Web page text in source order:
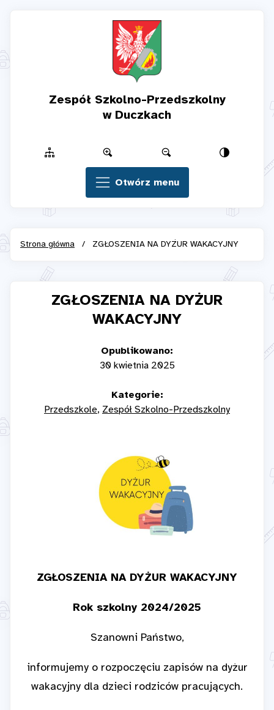
Zespół Szkolno-Przedszkolny
w Duczkach
Otwórz menu
Strona główna / ZGŁOSZENIA NA DYŻUR WAKACYJNY
ZGŁOSZENIA NA DYŻUR
WAKACYJNY
Opublikowano:
30 kwietnia 2025
Kategorie:
Przedszkole Zespół Szkolno-Przedszkolny
ZGŁOSZENIA NA DYŻUR WAKACYJNY
Rok szkolny 2024/2025
Szanowni Państwo,
informujemy o rozpoczęciu zapisów na dyżur
wakacyjny dla dzieci rodziców pracujących.